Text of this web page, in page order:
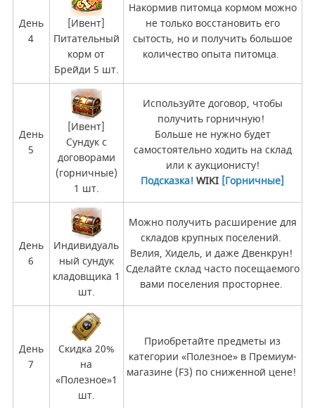
День
4
[Ивент]
Питательный
корм от
Брейди 5 шт.
Накормив питомца кормом можно
не только восстановить его
сытость, но и получить большое
количество опыта питомца.
День
5
[Ивент]
Сундук с
договорами
(горничные)
1 шт.
Используйте договор, чтобы
получить горничную!
Больше не нужно будет
самостоятельно ходить на склад
или к аукционисту!
Подсказка!WIKI [Горничные]
День
6
Индивидуаль
ный сундук
кладовщика 1
шт.
Можно получить расширение для
складов крупных поселений.
Велия, Хидель, и даже Двенкрун!
Сделайте склад часто посещаемого
вами поселения просторнее.
День
7
Скидка 20%
на
«Полезное»1
шт.
Приобретайте предметы из
категории «Полезное» в Премиум-
магазине (F3) по сниженной цене!